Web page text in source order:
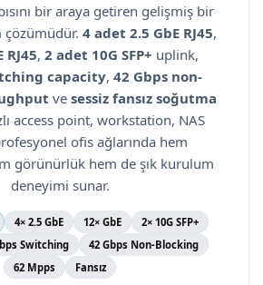
bir araya getiren gelişmiş bir
çözümüdür. 4 adet 2.5 GbE RJ45,
RJ45, 2 adet 10G SFP+ uplink,
capacity, 42 Gbps non-
ve sessiz fansız soğutma
access point, workstation, NAS
ofis ağlarında hem
görünürlük hem de şık kurulum
deneyimi sunar.
4× 2.5 GbE 12× GbE
2× 10G SFP+
Switching
42 Gbps Non-Blocking
62 Mpps
Fansız